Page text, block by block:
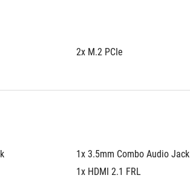
2x M.2 PCIe
1x 3.5mm Combo Audio Jack
1x HDMI 2.1 FRL